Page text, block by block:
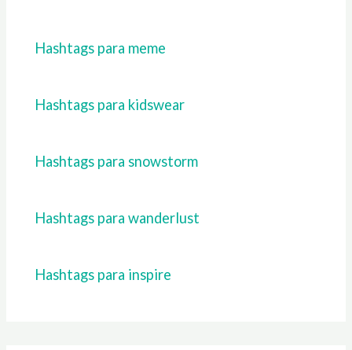
Hashtags para meme
Hashtags para kidswear
Hashtags para snowstorm
Hashtags para wanderlust
Hashtags para inspire